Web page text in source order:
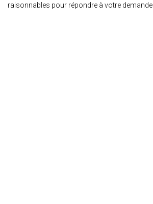
raisonnables pour répondre à votre demande.